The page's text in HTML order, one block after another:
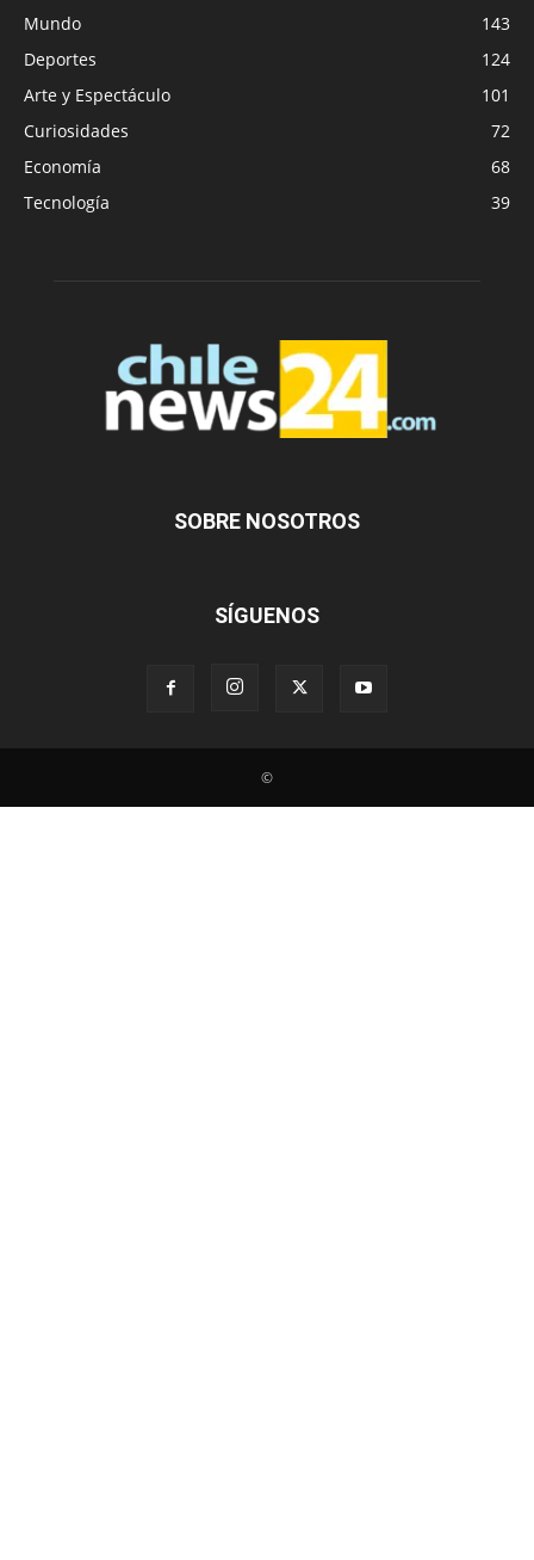
Mundo
143
Deportes
124
Arte y Espectáculo
101
Curiosidades
72
Economía
68
Tecnología
39
SOBRE NOSOTROS
SÍGUENOS
©